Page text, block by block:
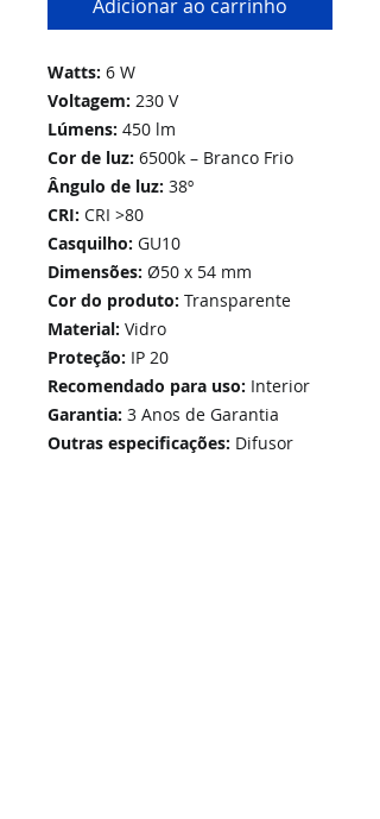
Adicionar ao carrinho
Watts: 6 W
Voltagem: 230 V
Lúmens: 450 lm
Cor de luz: 6500k – Branco Frio
Ângulo de luz: 38º
CRI: CRI >80
Casquilho: GU10
Dimensões: Ø50 x 54 mm
Cor do produto: Transparente
Material: Vidro
Proteção: IP 20
Recomendado para uso: Interior
Garantia: 3 Anos de Garantia
Outras especificações: Difusor